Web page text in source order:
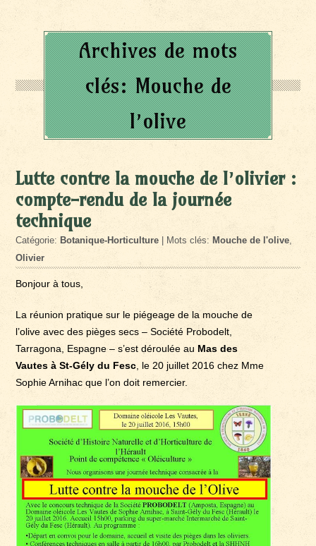
Archives de mots
clés:Mouche de
l’olive
Lutte contre la mouche de l’olivier :
compte-rendu de la journée
technique
Catégorie: Botanique-Horticulture | Mots clés: Mouche de l'olive,
Olivier
Bonjour à tous,
La réunion pratique sur le piégeage de la mouche de
l’olive avec des pièges secs – Société Probodelt,
Tarragona, Espagne – s’est déroulée au Mas des
Vautes à St-Gély du Fesc , le 20 juillet 2016 chez Mme
Sophie Arnihac que l’on doit remercier.